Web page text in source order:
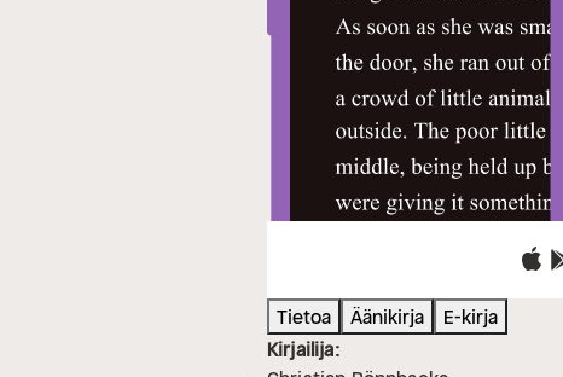
Tietoa Äänikirja
E-kirja
Kirjailija: